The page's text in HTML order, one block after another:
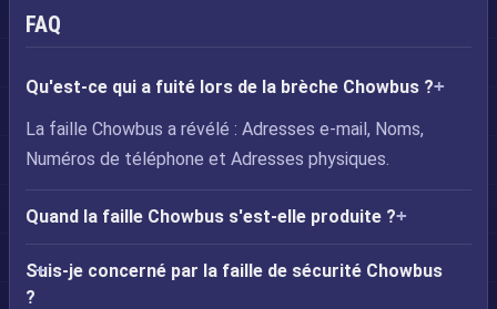
FAQ
Qu'est-ce qui a fuité lors de la brèche Chowbus ?
La faille Chowbus a révélé : Adresses e-mail, Noms,
Numéros de téléphone et Adresses physiques.
Quand la faille Chowbus s'est-elle produite ?
Suis-je concerné par la faille de sécurité Chowbus
?